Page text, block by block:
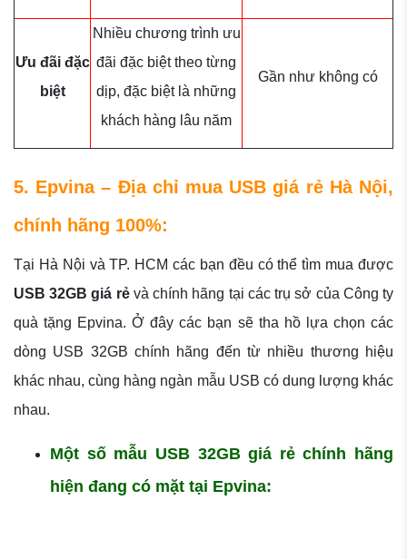
Ưu đãi đặc
biệt
Nhiều chương trình ưu
đãi đặc biệt theo từng
dịp, đặc biệt là những
khách hàng lâu năm
Gần như không có
5. Epvina – Địa chỉ mua USB giá rẻ Hà Nội,
chính hãng 100%:
Tại Hà Nội và TP. HCM các bạn đều có thể tìm mua được
USB 32GB giá rẻvà chính hãng tại các trụ sở của Công ty
quà tặng Epvina. Ở đây các bạn sẽ tha hồ lựa chọn các
dòng USB 32GB chính hãng đến từ nhiều thương hiệu
khác nhau, cùng hàng ngàn mẫu USB có dung lượng khác
nhau.
Một số mẫu USB 32GB giá rẻ chính hãng
hiện đang có mặt tại Epvina: